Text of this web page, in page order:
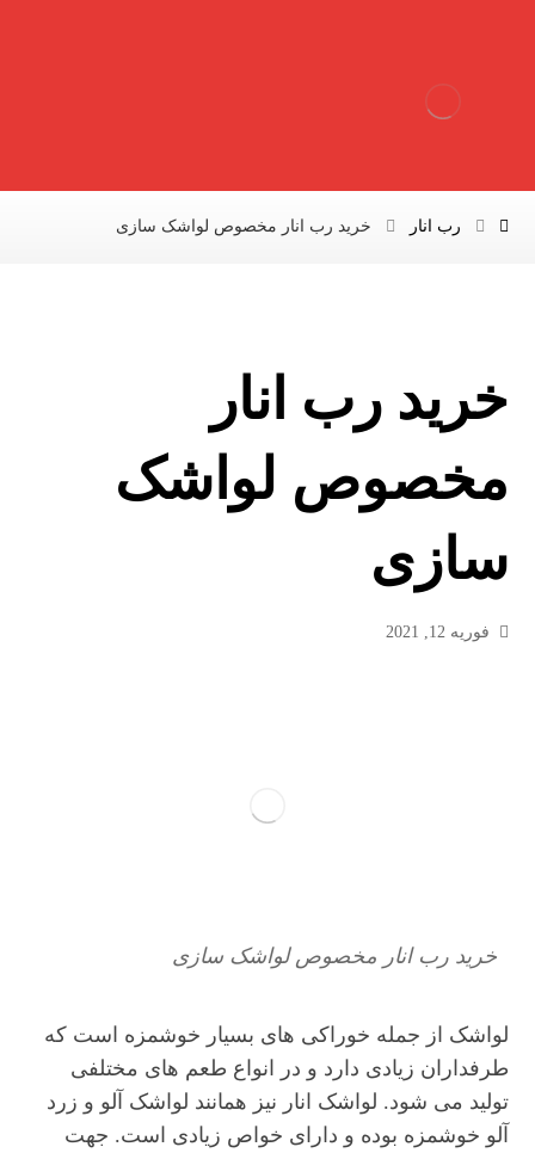
رب انار خرید رب انار مخصوص لواشک سازی
خرید رب انار
مخصوص لواشک
سازی
فوریه 12, 2021
خرید رب انار مخصوص لواشک سازی
لواشک از جمله خوراکی های بسیار خوشمزه است که
طرفداران زیادی دارد و در انواع طعم های مختلفی
تولید می شود. لواشک انار نیز همانند لواشک آلو و زرد
آلو خوشمزه بوده و دارای خواص زیادی است. جهت